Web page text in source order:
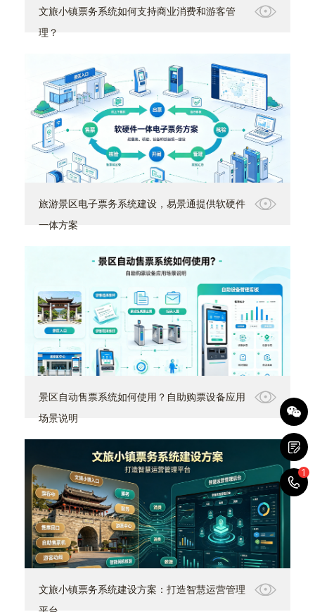
文旅小镇票务系统如何支持商业消费和游客管
理？
旅游景区电子票务系统建设，易景通提供软硬件
一体方案
景区自动售票系统如何使用？自助购票设备应用
场景说明
文旅小镇票务系统建设方案：打造智慧运营管理
1